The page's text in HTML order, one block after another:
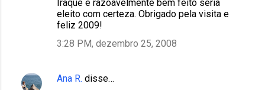
Iraque e razoavelmente bem feito seria
eleito com certeza. Obrigado pela visita e
feliz 2009!
3:28 PM, dezembro 25, 2008
Ana R. disse…